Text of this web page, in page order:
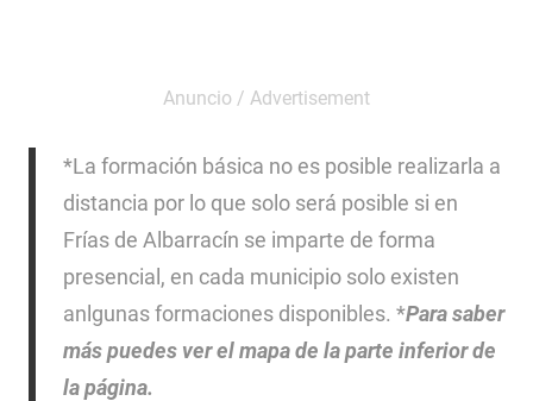
*La formación básica no es posible realizarla a
distancia por lo que solo será posible si en
Frías de Albarracín se imparte de forma
presencial, en cada municipio solo existen
anlgunas formaciones disponibles. *Para saber
más puedes ver el mapa de la parte inferior de
la página.